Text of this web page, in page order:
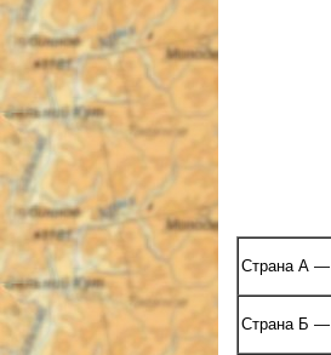
Страна А —
Страна Б —